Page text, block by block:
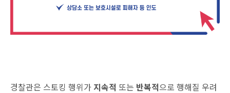
경찰관은 스토킹 행위가 지속적 또는 반복적으로 행해질 우려